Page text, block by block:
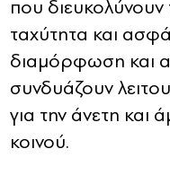
που διευκολύνουν
ταχύτητα και
διαμόρφωση και
συνδυάζουν
για την άνετη και
κοινού.